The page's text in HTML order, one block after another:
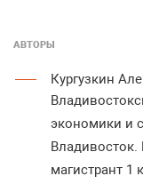
АВТОРЫ
Кургузкин
экономики и
Владивосток.
магистрант 1